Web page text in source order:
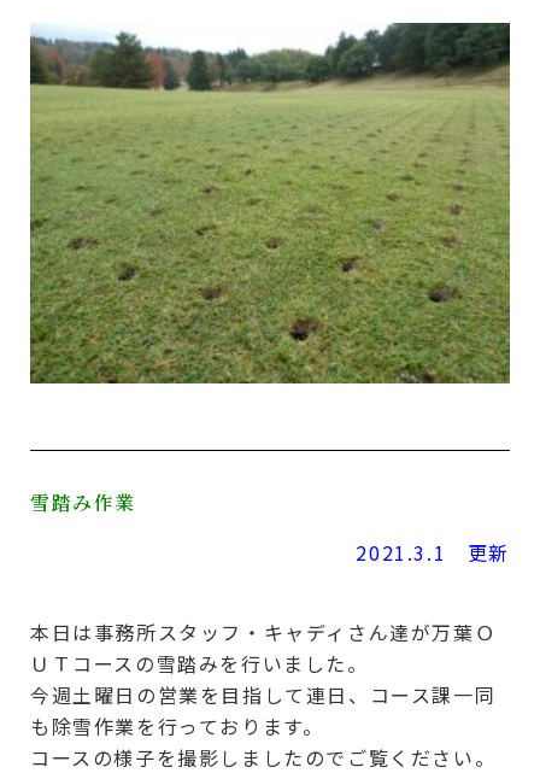
雪踏み作業
2021.3.1 更新
本日は事務所スタッフ・キャディさん達が万葉Ｏ
ＵＴコースの雪踏みを行いました。
今週土曜日の営業を目指して連日、コース課一同
も除雪作業を行っております。
コースの様子を撮影しましたのでご覧ください。